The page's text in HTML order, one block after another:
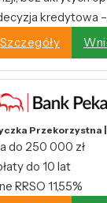
kredytowa
Szczegóły
Przekorzystna |
do 250 000 zł
do 10 lat
RRSO 11,55%